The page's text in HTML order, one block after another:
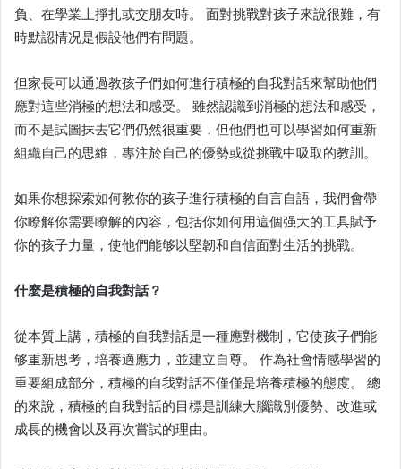
負、在學業上掙扎或交朋友時。 面對挑戰對孩子來說很難，有
時默認情况是假設他們有問題。
但家長可以通過教孩子們如何進行積極的自我對話來幫助他們
應對這些消極的想法和感受。 雖然認識到消極的想法和感受，
而不是試圖抹去它們仍然很重要，但他們也可以學習如何重新
組織自己的思維，專注於自己的優勢或從挑戰中吸取的教訓。
如果你想探索如何教你的孩子進行積極的自言自語，我們會帶
你瞭解你需要瞭解的內容，包括你如何用這個强大的工具賦予
你的孩子力量，使他們能够以堅韌和自信面對生活的挑戰。
什麼是積極的自我對話？
從本質上講，積極的自我對話是一種應對機制，它使孩子們能
够重新思考，培養適應力，並建立自尊。 作為社會情感學習的
重要組成部分，積極的自我對話不僅僅是培養積極的態度。 總
的來說，積極的自我對話的目標是訓練大腦識別優勢、改進或
成長的機會以及再次嘗試的理由。